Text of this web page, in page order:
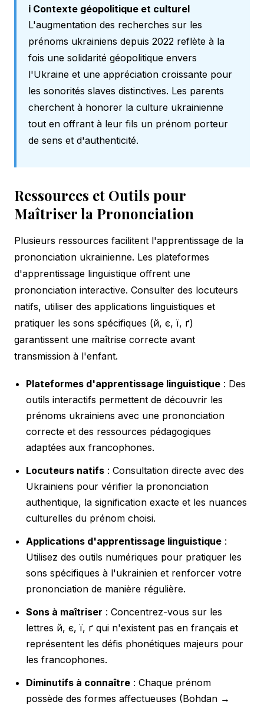
ℹ️ Contexte géopolitique et culturel
L'augmentation des recherches sur les
prénoms ukrainiens depuis 2022 reflète à la
fois une solidarité géopolitique envers
l'Ukraine et une appréciation croissante pour
les sonorités slaves distinctives. Les parents
cherchent à honorer la culture ukrainienne
tout en offrant à leur fils un prénom porteur
de sens et d'authenticité.
Ressources et Outils pour
Maîtriser la Prononciation
Plusieurs ressources facilitent l'apprentissage de la
prononciation ukrainienne. Les plateformes
d'apprentissage linguistique offrent une
prononciation interactive. Consulter des locuteurs
natifs, utiliser des applications linguistiques et
pratiquer les sons spécifiques (й, є, ї, ґ)
garantissent une maîtrise correcte avant
transmission à l'enfant.
Plateformes d'apprentissage linguistique : Des
outils interactifs permettent de découvrir les
prénoms ukrainiens avec une prononciation
correcte et des ressources pédagogiques
adaptées aux francophones.
Locuteurs natifs : Consultation directe avec des
Ukrainiens pour vérifier la prononciation
authentique, la signification exacte et les nuances
culturelles du prénom choisi.
Applications d'apprentissage linguistique :
Utilisez des outils numériques pour pratiquer les
sons spécifiques à l'ukrainien et renforcer votre
prononciation de manière régulière.
Sons à maîtriser : Concentrez-vous sur les
lettres й, є, ї, ґ qui n'existent pas en français et
représentent les défis phonétiques majeurs pour
les francophones.
Diminutifs à connaître : Chaque prénom
possède des formes affectueuses (Bohdan →